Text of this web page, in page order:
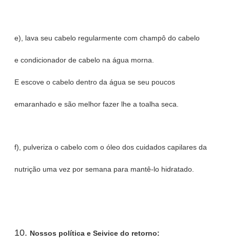
e), lava seu cabelo regularmente com champô do cabelo
e condicionador de cabelo na água morna.
E escove o cabelo dentro da água se seu poucos
emaranhado e são melhor fazer lhe a toalha seca.
f), pulveriza o cabelo com o óleo dos cuidados capilares da
nutrição uma vez por semana para mantê-lo hidratado.
10. Nossos política e Seivice do retorno: